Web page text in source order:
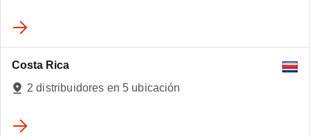
Costa Rica
2 distribuidores en 5 ubicación